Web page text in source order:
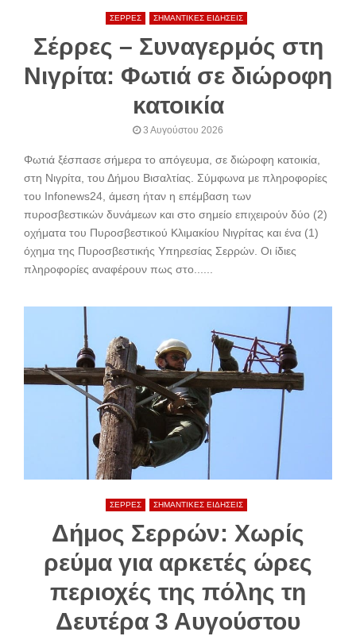
ΣΕΡΡΕΣ ΣΗΜΑΝΤΙΚΕΣ ΕΙΔΗΣΕΙΣ
Σέρρες – Συναγερμός στη
Νιγρίτα: Φωτιά σε διώροφη
κατοικία
3 Αυγούστου 2026
Φωτιά ξέσπασε σήμερα το απόγευμα, σε διώροφη κατοικία,
στη Νιγρίτα, του Δήμου Βισαλτίας. Σύμφωνα με πληροφορίες
του Infonews24, άμεση ήταν η επέμβαση των
πυροσβεστικών δυνάμεων και στο σημείο επιχειρούν δύο (2)
οχήματα του Πυροσβεστικού Κλιμακίου Νιγρίτας και ένα (1)
όχημα της Πυροσβεστικής Υπηρεσίας Σερρών. Οι ίδιες
πληροφορίες αναφέρουν πως στο......
ΣΕΡΡΕΣ ΣΗΜΑΝΤΙΚΕΣ ΕΙΔΗΣΕΙΣ
Δήμος Σερρών: Χωρίς
ρεύμα για αρκετές ώρες
περιοχές της πόλης τη
Δευτέρα 3 Αυγούστου